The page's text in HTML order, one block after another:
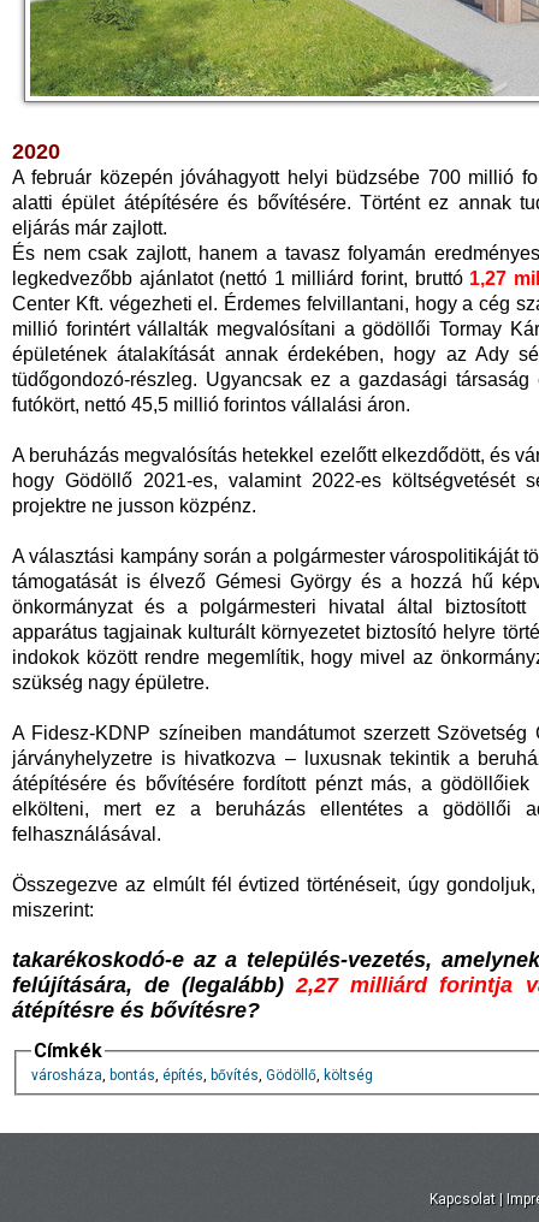
2020
A február közepén jóváhagyott helyi büdzsébe 700 millió
alatti épület átépítésére és bővítésére. Történt ez annak
eljárás már zajlott.
És nem csak zajlott, hanem a tavasz folyamán
legkedvezőbb ajánlatot (nettó 1 milliárd forint, bruttó 1,27
Center Kft. végezheti el. Érdemes felvillantani, hogy a cég
millió forintért vállalták megvalósítani a gödöllői Tormay
épületének átalakítását annak érdekében, hogy az Ady
tüdőgondozó-részleg. Ugyancsak ez a gazdasági
futókört, nettó 45,5 millió forintos vállalási áron.
A beruházás megvalósítás hetekkel ezelőtt elkezdődött, és
hogy Gödöllő 2021-es, valamint 2022-es költségvetését
projektre ne jusson közpénz.
A választási kampány során a polgármester várospolitikáját
támogatását is élvező Gémesi György és a hozzá hű
önkormányzat és a polgármesteri hivatal által
apparátus tagjainak kulturált környezetet biztosító helyre
indokok között rendre megemlítik, hogy mivel az
szükség nagy épületre.
A Fidesz-KDNP színeiben mandátumot szerzett
járványhelyzetre is hivatkozva – luxusnak tekintik a
átépítésére és bővítésére fordított pénzt más, a
elkölteni, mert ez a beruházás ellentétes a gödöllői
felhasználásával.
Összegezve az elmúlt fél évtized történéseit, úgy
miszerint:
takarékoskodó-e az a település-vezetés,
felújítására, de (legalább)2,27 milliárd forintja
átépítésre és bővítésre?
Címkék
városháza, bontás, építés, bővítés, Gödöllő, költség
Kapcsolat |